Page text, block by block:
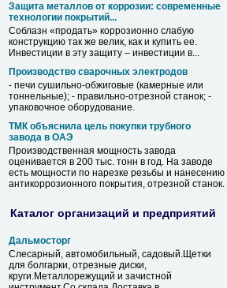
Защита металлов от коррозии: современные
технологии покрытий...
Соблазн «продать» коррозионно слабую
конструкцию так же велик, как и купить ее.
Инвестиции в эту защиту – инвестиции в...
Производство сварочных электродов
- печи сушильно-обжиговые (камерные или
тоннельные); - правильно-отрезной станок; -
упаковочное оборудование.
ТМК объяснила цель покупки трубного
завода в ОАЭ
Производственная мощность завода
оценивается в 200 тыс. тонн в год. На заводе
есть мощности по нарезке резьбы и нанесению
антикоррозионного покрытия, отрезной станок.
Каталог организаций и предприятий
Дальмосторг
Слесарный, автомобильный, садовый.Щетки
для болгарки, отрезные диски,
круги.Металлорежущий и зачистной